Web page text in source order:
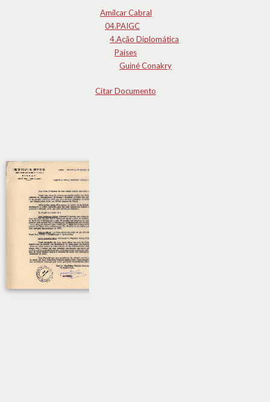
Amílcar Cabral
04.PAIGC
4.Ação Diplomática
Países
Guiné Conakry
Citar Documento